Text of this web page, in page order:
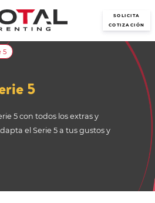
SOLICITA
COTIZACIÓN
5
5 con todos los extras y
el Serie 5 a tus gustos y
5